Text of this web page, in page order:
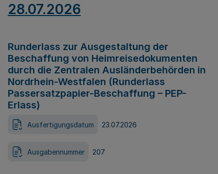
28.07.2026
Runderlass zur Ausgestaltung der
Beschaffung von Heimreisedokumenten
durch die Zentralen Ausländerbehörden in
Nordrhein-Westfalen (Runderlass
Passersatzpapier-Beschaffung – PEP-
Erlass)
Ausfertigungsdatum 23.07.2026
Ausgabennummer 207